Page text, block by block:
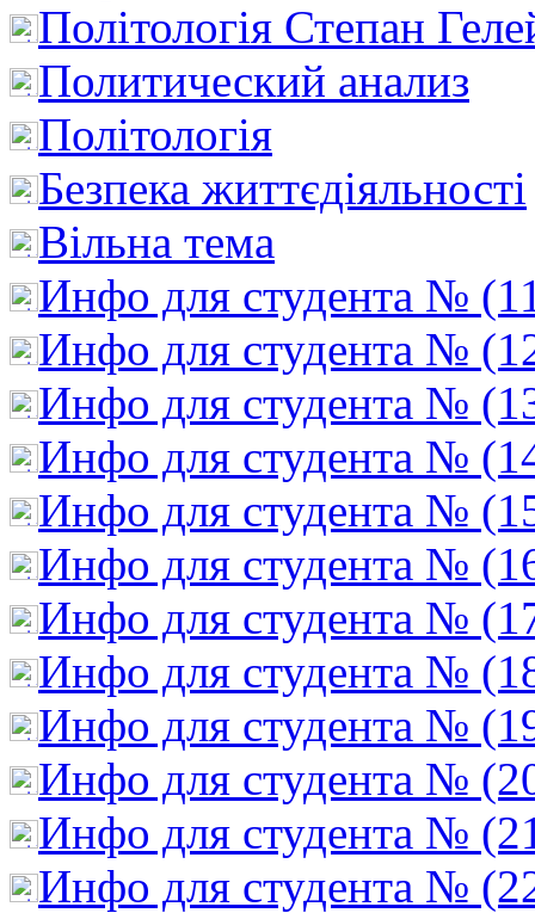
Політологія Степан
Политический анализ
Політологія
Безпека життєдіяльності
Вільна тема
Инфо для студента №
Инфо для студента №
Инфо для студента №
Инфо для студента №
Инфо для студента №
Инфо для студента №
Инфо для студента №
Инфо для студента №
Инфо для студента №
Инфо для студента №
Инфо для студента №
Инфо для студента №